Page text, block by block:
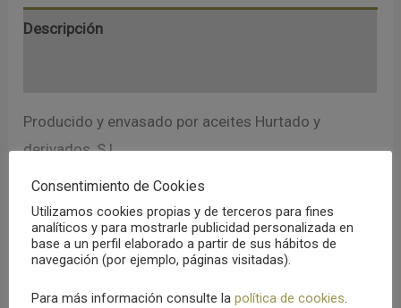
Descripción
Producido y envasado por aceites Hurtado y
derivados, S.L.
Productos relacionados
Consentimiento de Cookies
Utilizamos cookies propias y de terceros para fines
analíticos y para mostrarle publicidad personalizada en
base a un perfil elaborado a partir de sus hábitos de
navegación (por ejemplo, páginas visitadas).
Para más información consulte la política de cookies.